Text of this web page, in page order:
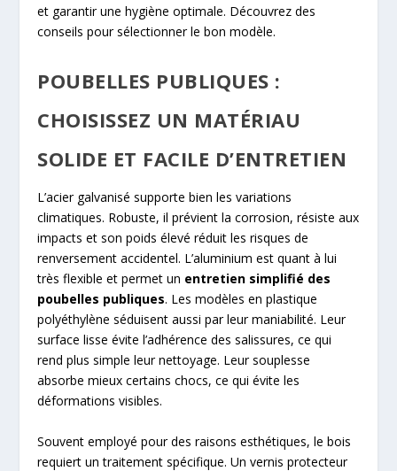
et garantir une hygiène optimale. Découvrez des
conseils pour sélectionner le bon modèle.
POUBELLES PUBLIQUES :
CHOISISSEZ UN MATÉRIAU
SOLIDE ET FACILE D’ENTRETIEN
L’acier galvanisé supporte bien les variations
climatiques. Robuste, il prévient la corrosion, résiste aux
impacts et son poids élevé réduit les risques de
renversement accidentel. L’aluminium est quant à lui
très flexible et permet un entretien simplifié des
poubelles publiques. Les modèles en plastique
polyéthylène séduisent aussi par leur maniabilité. Leur
surface lisse évite l’adhérence des salissures, ce qui
rend plus simple leur nettoyage. Leur souplesse
absorbe mieux certains chocs, ce qui évite les
déformations visibles.
Souvent employé pour des raisons esthétiques, le bois
requiert un traitement spécifique. Un vernis protecteur